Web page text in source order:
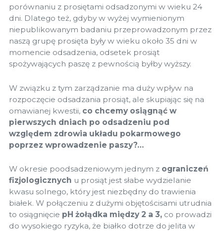
porównaniu z prosiętami odsadzonymi w wieku 24
dni. Dlatego też, gdyby w wyżej wymienionym
niepublikowanym badaniu przeprowadzonym przez
naszą grupę prosięta były w wieku około 35 dni w
momencie odsadzenia, odsetek prosiąt
spożywających paszę z pewnością byłby wyższy.
W związku z tym zarządzanie ma duży wpływ na
rozpoczęcie odsadzania prosiąt, ale skupiając się na
omawianej kwestii, co chcemy osiągnąć w
pierwszych dniach po odsadzeniu pod
względem zdrowia układu pokarmowego
poprzez wprowadzenie paszy?…
W okresie poodsadzeniowym jednym z ograniczeń
fizjologicznych u prosiąt jest słabe wydzielanie
kwasu solnego, który jest niezbędny do trawienia
białek. W połączeniu z dużymi objętościsami utrudnia
to osiągnięcie pH żołądka między 2 a 3, co prowadzi
do wysokiego ryzyka, że białko dotrze do jelita w